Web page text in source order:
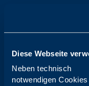
Diese Webseite
Neben technisch
notwendigen Cookies
sowie unserer Angebote
gewährleisten zu können.